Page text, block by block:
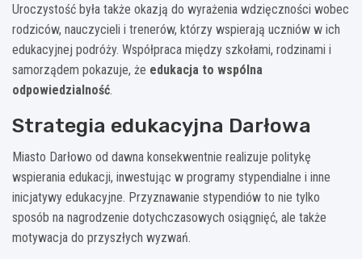
Uroczystość była także okazją do wyrażenia wdzięczności wobec
rodziców, nauczycieli i trenerów, którzy wspierają uczniów w ich
edukacyjnej podróży. Współpraca między szkołami, rodzinami i
samorządem pokazuje, że edukacja to wspólna
odpowiedzialność.
Strategia edukacyjna Darłowa
Miasto Darłowo od dawna konsekwentnie realizuje politykę
wspierania edukacji, inwestując w programy stypendialne i inne
inicjatywy edukacyjne. Przyznawanie stypendiów to nie tylko
sposób na nagrodzenie dotychczasowych osiągnięć, ale także
motywacja do przyszłych wyzwań.